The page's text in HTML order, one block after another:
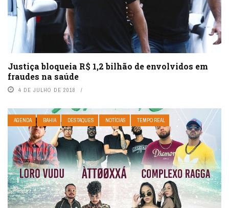
Justiça bloqueia R$ 1,2 bilhão de envolvidos em
fraudes na saúde
4 DE JULHO DE 2018
AGENDA BAHIA DESTAQUES NOTÍCIAS TEMPO REAL